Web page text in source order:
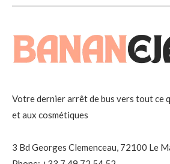
Votre dernier arrêt de bus vers tout ce
et aux cosmétiques
3 Bd Georges Clemenceau, 72100 Le